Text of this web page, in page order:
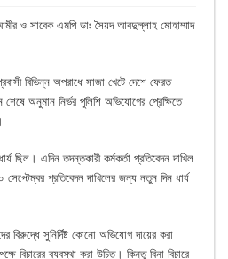
ও সাবেক এমপি ডাঃ সৈয়দ আবদুল্লাহ মোহাম্মাদ
বিভিন্ন অপরাধে সাজা খেটে দেশে ফেরত
অনুমান নির্ভর পুলিশি অভিযোগের প্রেক্ষিতে
ছিল। এদিন তদন্তকারী কর্মকর্তা প্রতিবেদন দাখিল
প্রতিবেদন দাখিলের জন্য নতুন দিন ধার্য
সুনির্দিষ্ট কোনো অভিযোগ দায়ের করা
ব্যবস্থা করা উচিত। কিন্তু বিনা বিচারে